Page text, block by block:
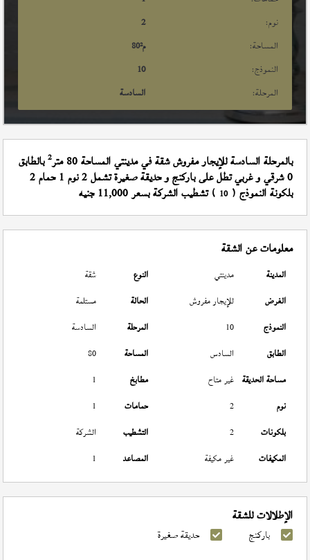
نوم:
2
المساحة:
80م²
النموذج:
10
المرحلة:
السادسة
بالمرحلة السادسة للإيجار مفروش شقة في مدينتي المساحة 80 متر 2بالطابق
0 شرقي و غربي تطل على باركنج و حديقة صغيرة تشمل 2 نوم 1 حمام 2
بلكونة النموذج (10 ) تشطيب الشركة بسعر 11,000 جنيه
معلومات عن الشقة
المدينة مدينتي النوع
شقة
الغرض
للإيجار مفروش الحالة
مستلمة
النموذج
10 المرحلة
السادسة
الطابق
السادس المساحة
80
مساحة الحديقة غير متاح مطابخ
1
نوم
2 حمامات
1
بلكونات
2 التشطيب
الشركة
المكيفات
غير مكيفة المصاعد 1
الإطلالات للشقة
باركنج حديقة صغيرة